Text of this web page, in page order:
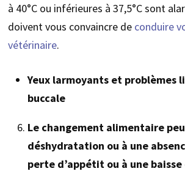
à 40°C ou inférieures à 37,5°C sont
doivent vous convaincre de conduire
vétérinaire.
Yeux larmoyants et problèmes
buccale
Le changement alimentaire
déshydratation ou à une
perte d’appétit ou à une